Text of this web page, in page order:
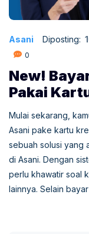
Asani Diposting:
0
New!
Pakai
Mulai sekarang,
Asani pake kartu
sebuah solusi yang
di Asani. Dengan
perlu khawatir soal
lainnya. Selain